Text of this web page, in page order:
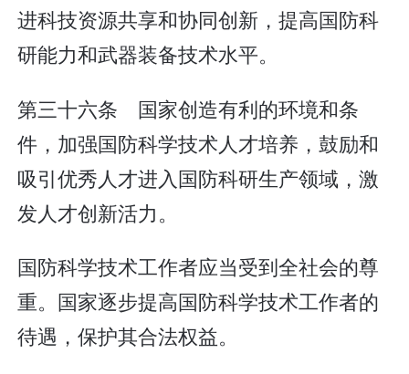
进科技资源共享和协同创新，提高国防科
研能力和武器装备技术水平。
第三十六条 国家创造有利的环境和条
件，加强国防科学技术人才培养，鼓励和
吸引优秀人才进入国防科研生产领域，激
发人才创新活力。
国防科学技术工作者应当受到全社会的尊
重。国家逐步提高国防科学技术工作者的
待遇，保护其合法权益。